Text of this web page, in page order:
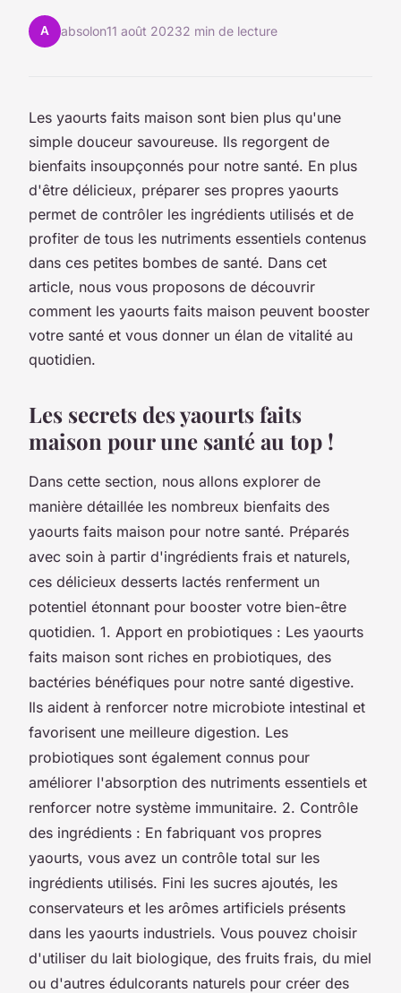
A absolon11 août 20232 min de lecture
Les yaourts faits maison sont bien plus qu'une
simple douceur savoureuse. Ils regorgent de
bienfaits insoupçonnés pour notre santé. En plus
d'être délicieux, préparer ses propres yaourts
permet de contrôler les ingrédients utilisés et de
profiter de tous les nutriments essentiels contenus
dans ces petites bombes de santé. Dans cet
article, nous vous proposons de découvrir
comment les yaourts faits maison peuvent booster
votre santé et vous donner un élan de vitalité au
quotidien.
Les secrets des yaourts faits
maison pour une santé au top !
Dans cette section, nous allons explorer de
manière détaillée les nombreux bienfaits des
yaourts faits maison pour notre santé. Préparés
avec soin à partir d'ingrédients frais et naturels,
ces délicieux desserts lactés renferment un
potentiel étonnant pour booster votre bien-être
quotidien. 1. Apport en probiotiques : Les yaourts
faits maison sont riches en probiotiques, des
bactéries bénéfiques pour notre santé digestive.
Ils aident à renforcer notre microbiote intestinal et
favorisent une meilleure digestion. Les
probiotiques sont également connus pour
améliorer l'absorption des nutriments essentiels et
renforcer notre système immunitaire. 2. Contrôle
des ingrédients : En fabriquant vos propres
yaourts, vous avez un contrôle total sur les
ingrédients utilisés. Fini les sucres ajoutés, les
conservateurs et les arômes artificiels présents
dans les yaourts industriels. Vous pouvez choisir
d'utiliser du lait biologique, des fruits frais, du miel
ou d'autres édulcorants naturels pour créer des